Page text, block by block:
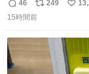
との外出はもう嫌
昨日は夜のショッ
れ買いに行ってく
返
信
46
リ
ポ
数
249
い
数
15時間前